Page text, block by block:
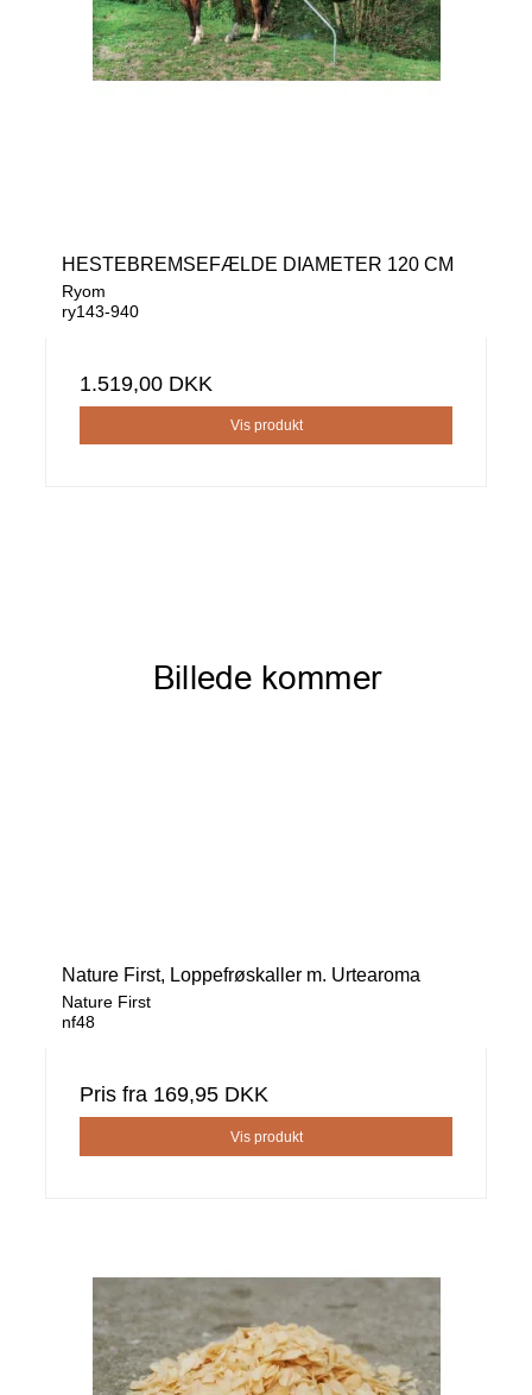
HESTEBREMSEFÆLDE DIAMETER 120 CM
Ryom
ry143-940
1.519,00 DKK
Vis produkt
Nature First, Loppefrøskaller m. Urtearoma
Nature First
nf48
Pris fra 169,95 DKK
Vis produkt